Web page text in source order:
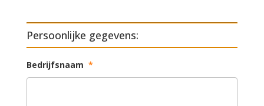
Persoonlijke gegevens:
Bedrijfsnaam *